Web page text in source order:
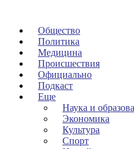
Общество
Политика
Медицина
Происшествия
Официально
Подкаст
Еще
Наука и
Экономика
Культура
Спорт